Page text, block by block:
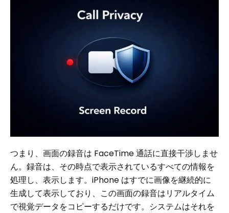
つまり、画面の録音は FaceTime 通話に直接干渉しませ
ん。録音は、その時点で表示されているすべての情報を
処理し、表示します。iPhone はすでに画像を継続的に
生成して表示しており、この画面の録音はリアルタイム
で視覚データをコピーするだけです。システムはそれを